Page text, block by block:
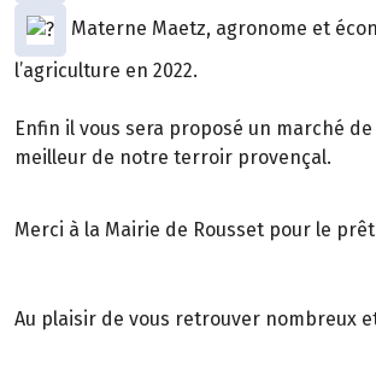
Materne Maetz, agronome et
l’agriculture en 2022.
Enfin il vous sera proposé un marché
meilleur de notre terroir provençal.
Merci à la Mairie de Rousset pour le
Au plaisir de vous retrouver nombreux